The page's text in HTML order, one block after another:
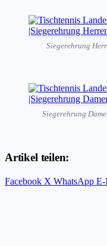
Siegerehrung
Siegerehrung
Artikel teilen:
Facebook X WhatsApp E-